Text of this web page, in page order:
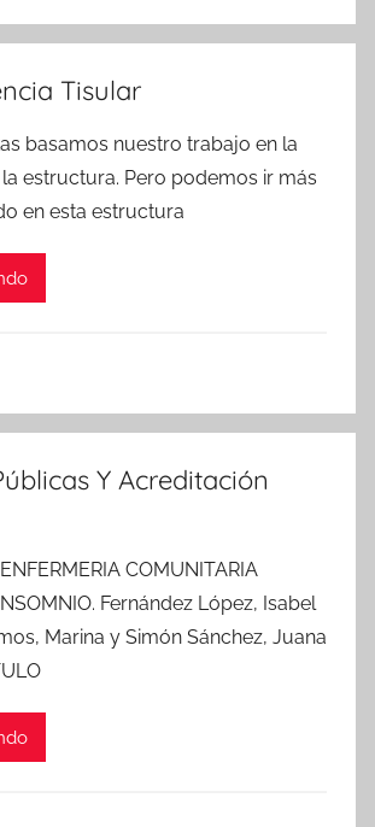
Tisular
basamos nuestro trabajo en la
estructura. Pero podemos ir más
en esta estructura
Y Acreditación
COMUNITARIA
Fernández López, Isabel
Marina y Simón Sánchez, Juana